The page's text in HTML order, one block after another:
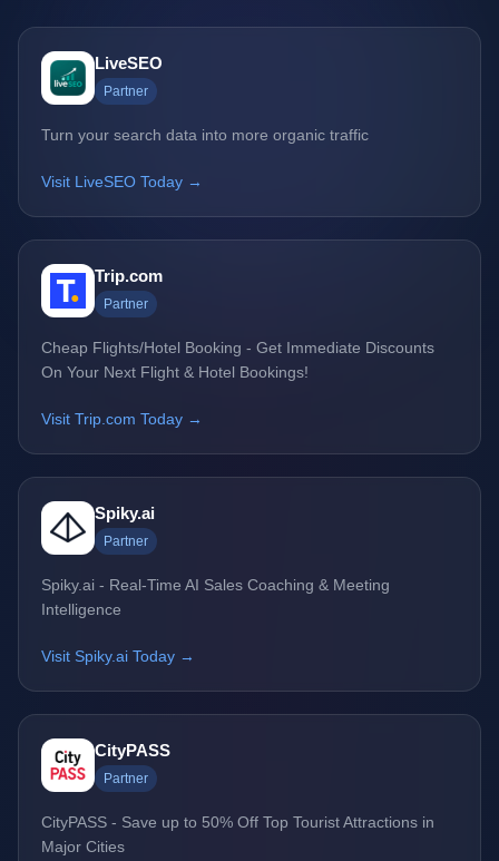
LiveSEO
Partner
Turn your search data into more organic traffic
Visit LiveSEO Today →
Trip.com
Partner
Cheap Flights/Hotel Booking - Get Immediate Discounts
On Your Next Flight & Hotel Bookings!
Visit Trip.com Today →
Spiky.ai
Partner
Spiky.ai - Real-Time AI Sales Coaching & Meeting
Intelligence
Visit Spiky.ai Today →
CityPASS
Partner
CityPASS - Save up to 50% Off Top Tourist Attractions in
Major Cities